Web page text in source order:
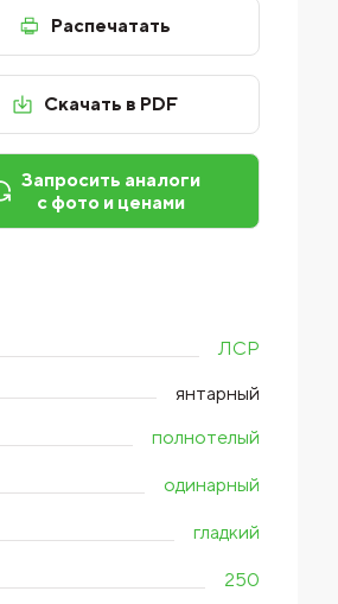
Распечатать
Скачать в PDF
Запросить аналоги
с фото и ценами
ЛСР
янтарный
полнотелый
одинарный
гладкий
250